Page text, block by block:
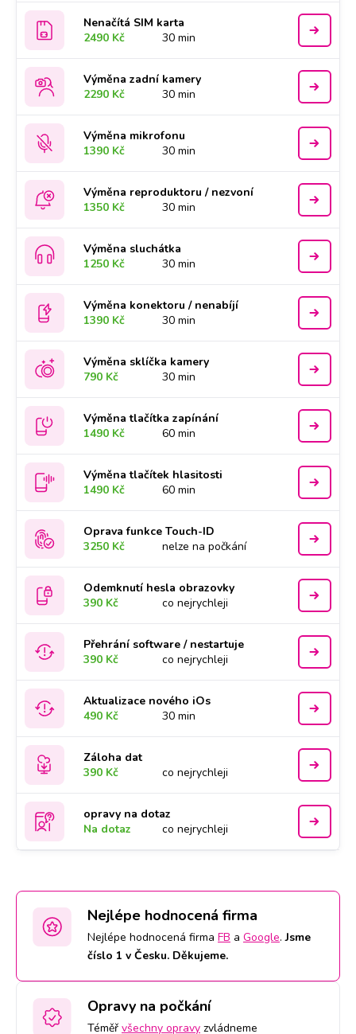
Nenačítá SIM karta
2490 Kč
30 min
Výměna zadní kamery
2290 Kč
30 min
Výměna mikrofonu
1390 Kč
30 min
Výměna reproduktoru / nezvoní
1350 Kč
30 min
Výměna sluchátka
1250 Kč
30 min
Výměna konektoru / nenabíjí
1390 Kč
30 min
Výměna sklíčka kamery
790 Kč
30 min
Výměna tlačítka zapínání
1490 Kč
60 min
Výměna tlačítek hlasitosti
1490 Kč
60 min
Oprava funkce Touch-ID
3250 Kč
nelze na počkání
Odemknutí hesla obrazovky
390 Kč
co nejrychleji
Přehrání software / nestartuje
390 Kč
co nejrychleji
Aktualizace nového iOs
490 Kč
30 min
Záloha dat
390 Kč
co nejrychleji
opravy na dotaz
Na dotaz
co nejrychleji
Nejlépe hodnocená firma
Nejlépe hodnocená firma FB a Google.Jsme
číslo 1 v Česku. Děkujeme.
Opravy na počkání
Téměř všechny opravy zvládneme